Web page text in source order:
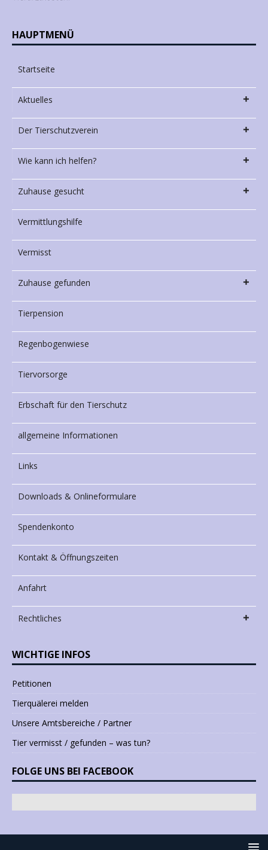
HAUPTMENÜ
Startseite
Aktuelles
Der Tierschutzverein
Wie kann ich helfen?
Zuhause gesucht
Vermittlungshilfe
Vermisst
Zuhause gefunden
Tierpension
Regenbogenwiese
Tiervorsorge
Erbschaft für den Tierschutz
allgemeine Informationen
Links
Downloads & Onlineformulare
Spendenkonto
Kontakt & Öffnungszeiten
Anfahrt
Rechtliches
WICHTIGE INFOS
Petitionen
Tierquälerei melden
Unsere Amtsbereiche / Partner
Tier vermisst / gefunden – was tun?
FOLGE UNS BEI FACEBOOK